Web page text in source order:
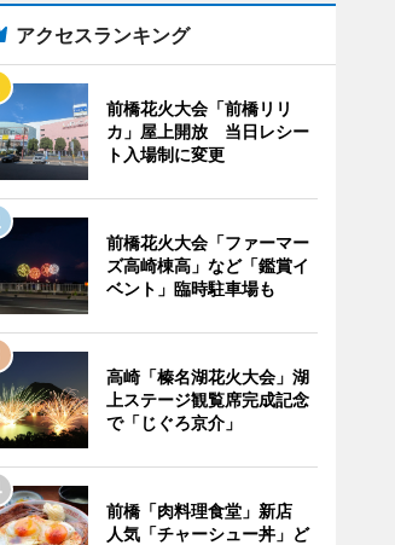
アクセスランキング
前橋花火大会「前橋リリ
カ」屋上開放 当日レシー
ト入場制に変更
前橋花火大会「ファーマー
ズ高崎棟高」など「鑑賞イ
ベント」臨時駐車場も
高崎「榛名湖花火大会」湖
上ステージ観覧席完成記念
で「じぐろ京介」
前橋「肉料理食堂」新店
人気「チャーシュー丼」ど